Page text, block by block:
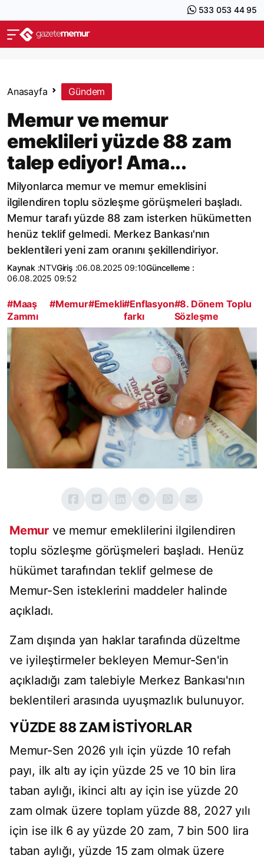
533 053 44 95
Anasayfa Gündem
Memur ve memur
emeklileri yüzde 88 zam
talep ediyor! Ama...
Milyonlarca memur ve memur emeklisini
ilgilendiren toplu sözleşme görüşmeleri başladı.
Memur tarafı yüzde 88 zam isterken hükümetten
henüz teklif gelmedi. Merkez Bankası'nın
beklentileri yeni zam oranını şekillendiriyor.
Kaynak :NTVGiriş :06.08.2025 09:10Güncelleme :
06.08.2025 09:52
#Maaş
Zammı
#Memur#Emekli#Enflasyon
farkı
#8. Dönem Toplu
Sözleşme
Memur ve memur emeklilerini ilgilendiren
toplu sözleşme görüşmeleri başladı. Henüz
hükümet tarafından teklif gelmese de
Memur-Sen isteklerini maddeler halinde
açıkladı.
Zam dışında yan haklar tarafında düzeltme
ve iyileştirmeler bekleyen Memur-Sen'in
açıkladığı zam talebiyle Merkez Bankası'nın
beklentileri arasında uyuşmazlık bulunuyor.
YÜZDE 88 ZAM İSTİYORLAR
Memur-Sen 2026 yılı için yüzde 10 refah
payı, ilk altı ay için yüzde 25 ve 10 bin lira
taban aylığı, ikinci altı ay için ise yüzde 20
zam olmak üzere toplam yüzde 88, 2027 yılı
için ise ilk 6 ay yüzde 20 zam, 7 bin 500 lira
taban aylığı, yüzde 15 zam olmak üzere